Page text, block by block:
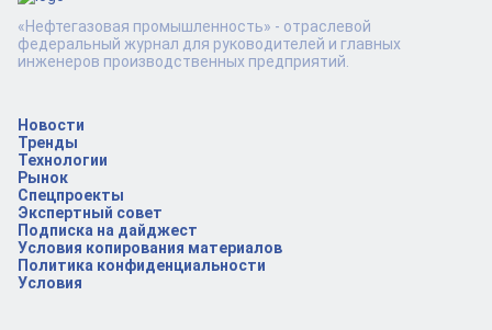
Новости
Тренды
Технологии
Рынок
Спецпроекты
Экспертный совет
Подписка на дайджест
Условия копирования материалов
Политика конфиденциальности
Условия
«Нефтегазовая промышленность» - отраслевой
федеральный журнал для руководителей и главных
инженеров производственных предприятий.